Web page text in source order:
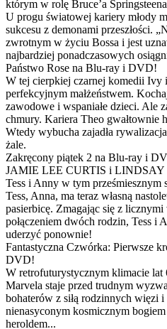
którym w rolę Bruce’a
U progu światowej kariery młody
sukcesu z demonami przeszłości.
zwrotnym w życiu Bossa i jest
najbardziej ponadczasowych
Państwo Rose na Blu-ray i DVD!
W tej cierpkiej czarnej komedii Ivy
perfekcyjnym małżeństwem.
zawodowe i wspaniałe dzieci. Ale
chmury. Kariera Theo gwałtownie
Wtedy wybucha zajadła
żale.
Zakręcony piątek 2 na Blu-ray i
JAMIE LEE CURTIS i LINDSAY
Tess i Anny w tym
Tess, Anna, ma teraz własną
pasierbicę. Zmagając się z
połączeniem dwóch rodzin, Tess i
uderzyć ponownie!
Fantastyczna Czwórka: Pierwsze
DVD!
W retrofuturystycznym klimacie lat
Marvela staje przed trudnym
bohaterów z siłą rodzinnych więzi
nienasyconym kosmicznym
heroldem...